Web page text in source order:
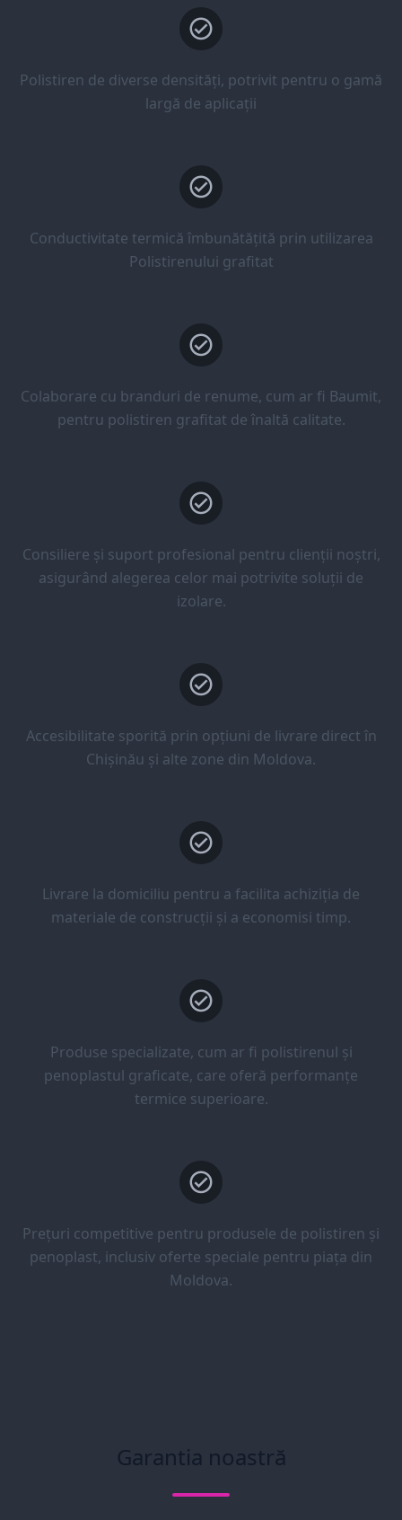
Polistiren de diverse densități, potrivit pentru o gamă
largă de aplicații
Conductivitate termică îmbunătățită prin utilizarea
Polistirenului grafitat
Colaborare cu branduri de renume, cum ar fi Baumit,
pentru polistiren grafitat de înaltă calitate.
Consiliere și suport profesional pentru clienții noștri,
asigurând alegerea celor mai potrivite soluții de
izolare.
Accesibilitate sporită prin opțiuni de livrare direct în
Chișinău și alte zone din Moldova.
Livrare la domiciliu pentru a facilita achiziția de
materiale de construcții și a economisi timp.
Produse specializate, cum ar fi polistirenul și
penoplastul graficate, care oferă performanțe
termice superioare.
Prețuri competitive pentru produsele de polistiren și
penoplast, inclusiv oferte speciale pentru piața din
Moldova.
Garantia noastră